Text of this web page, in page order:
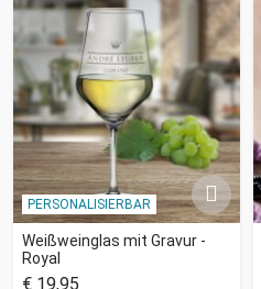
PERSONALISIERBAR
Weißweinglas mit Gravur -
Royal
€ 19,95